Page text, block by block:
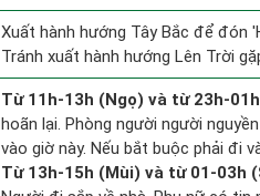
Xuất hành hướng Tây Bắc để đón
Tránh xuất hành hướng Lên Trời
Từ 11h-13h (Ngọ) và từ 23h-
hoãn lại. Phòng người người
vào giờ này. Nếu bắt buộc phải đi
Từ 13h-15h (Mùi) và từ 01-03h